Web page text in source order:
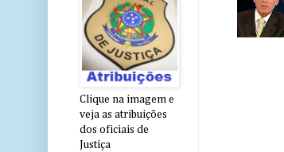
Clique na imagem e
veja as atribuições
dos oficiais de
Justiça